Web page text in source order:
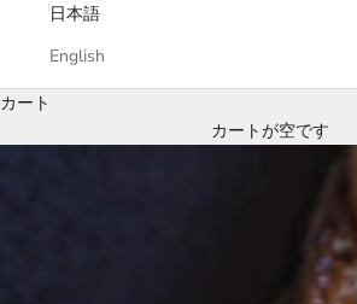
日本語
English
カート
カートが空です